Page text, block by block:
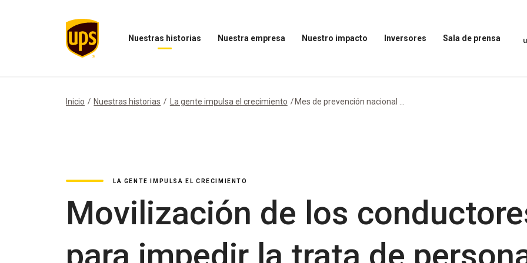
Nuestras historias
historias
Nuestra empresa
empresa
Nuestro impacto
impacto
Inversores Sala de prensa
Inicio Nuestras historias La gente impulsa el crecimiento Mes de prevención nacional ...
LA GENTE IMPULSA EL CRECIMIENTO
Movilización de los